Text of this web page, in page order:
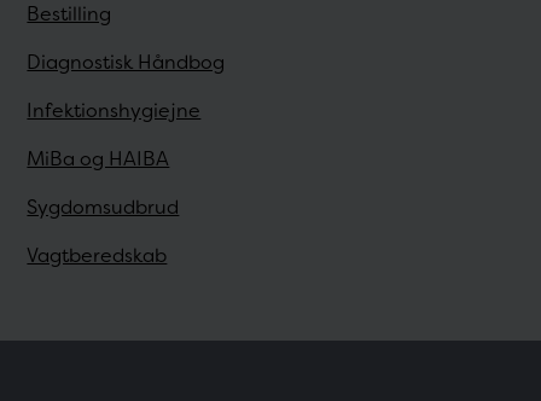
Bestilling
Diagnostisk Håndbog
Infektionshygiejne
MiBa og HAIBA
Sygdomsudbrud
Vagtberedskab